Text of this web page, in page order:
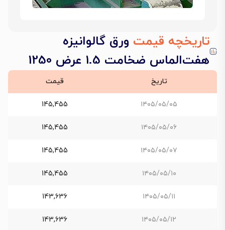
تاریخچه قیمت ورق گالوانیزه
هفت‌الماس ضخامت 1.5 عرض 1250
تاریخ قیمت
۱۴۰۵/۰۵/۰۵ 145,455
۱۴۰۵/۰۵/۰۶ 145,455
۱۴۰۵/۰۵/۰۷ 145,455
۱۴۰۵/۰۵/۱۰ 145,455
۱۴۰۵/۰۵/۱۱ 143,636
۱۴۰۵/۰۵/۱۲ 143,636